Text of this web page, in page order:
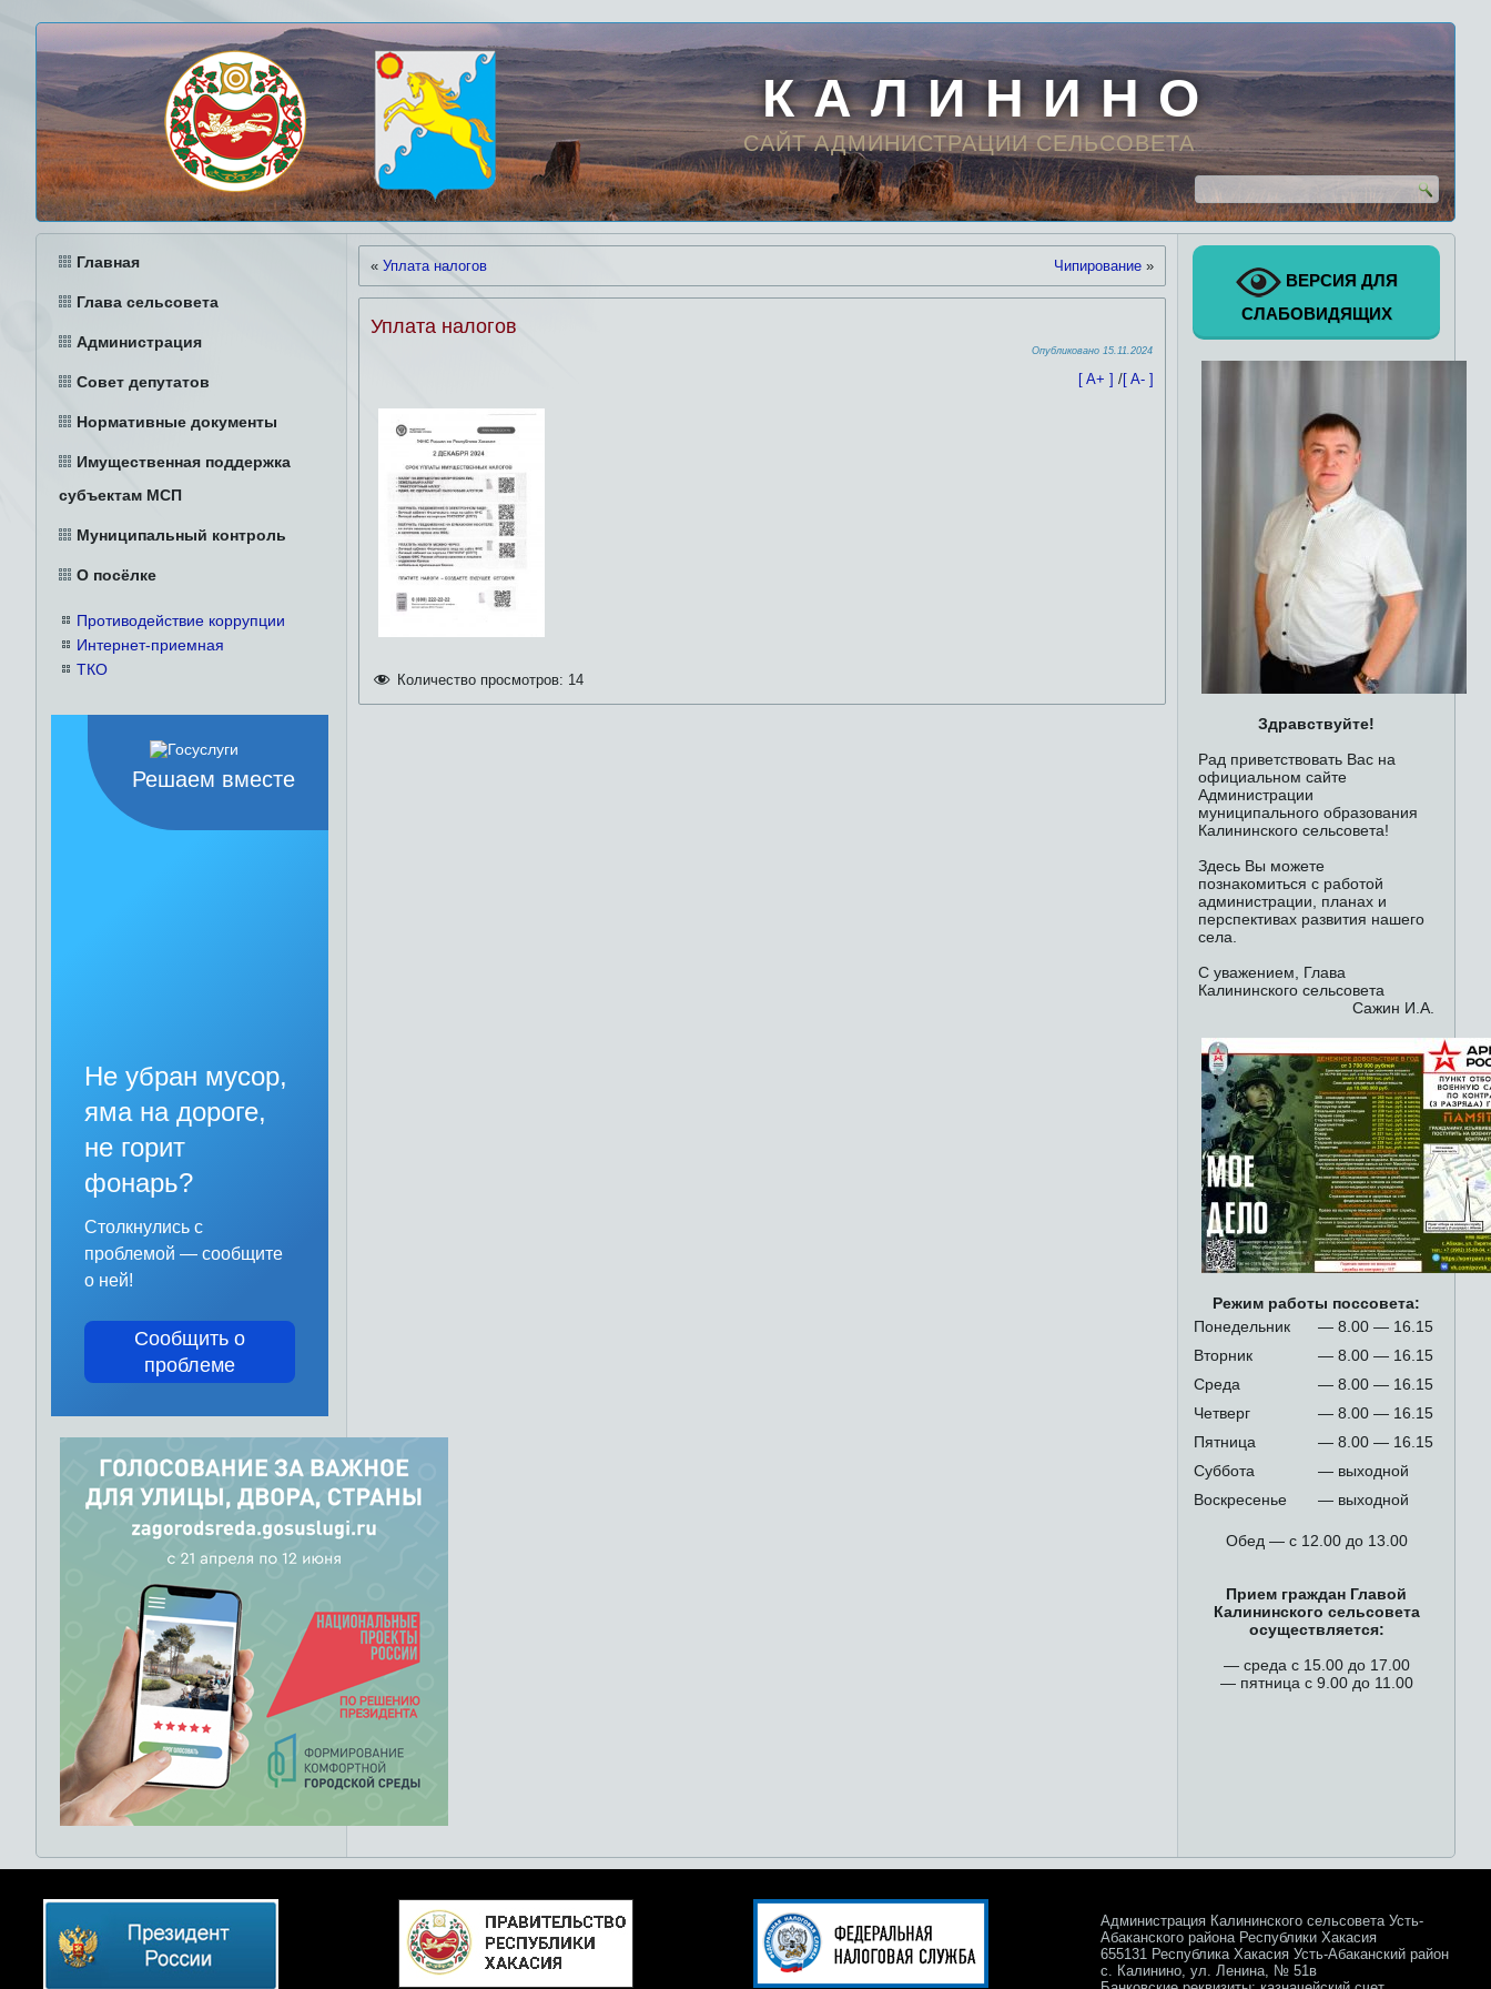
К А Л И Н И Н О
САЙТ АДМИНИСТРАЦИИ СЕЛЬСОВЕТА
Главная
Глава сельсовета
Администрация
Совет депутатов
Нормативные документы
Имущественная поддержка
субъектам МСП
Муниципальный контроль
О посёлке
Противодействие коррупции
Интернет-приемная
ТКО
Решаем вместе
Не убран мусор,
яма на дороге,
не горит
фонарь?
Столкнулись с
проблемой — сообщите
о ней!
Сообщить о
проблеме
« Уплата налогов Чипирование »
Уплата налогов
Опубликовано 15.11.2024
[ A+ ] /[ A- ]
Количество просмотров: 14
ВЕРСИЯ ДЛЯ
СЛАБОВИДЯЩИХ
Здравствуйте!
Рад приветствовать Вас на
официальном сайте
Администрации
муниципального образования
Калининского сельсовета!
Здесь Вы можете
познакомиться с работой
администрации, планах и
перспективах развития нашего
села.
С уважением, Глава
Калининского сельсовета
Сажин И.А.
Режим работы поссовета:
Понедельник
— 8.00 — 16.15
Вторник
— 8.00 — 16.15
Среда
— 8.00 — 16.15
Четверг
— 8.00 — 16.15
Пятница
— 8.00 — 16.15
Суббота
— выходной
Воскресенье
— выходной
Обед — с 12.00 до 13.00
Прием граждан Главой
Калининского сельсовета
осуществляется:
— среда с 15.00 до 17.00
— пятница с 9.00 до 11.00
Администрация Калининского сельсовета Усть-
Абаканского района Республики Хакасия
655131 Республика Хакасия Усть-Абаканский район
с. Калинино, ул. Ленина, № 51в